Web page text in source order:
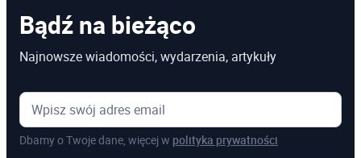
Bądź na bieżąco
Najnowsze wiadomości, wydarzenia, artykuły
Dbamy o Twoje dane, więcej w polityka prywatności